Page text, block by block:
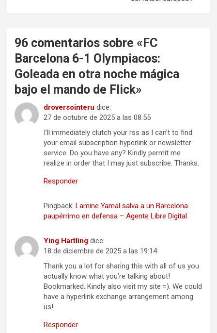
96 comentarios sobre « FC
Barcelona 6-1 Olympiacos:
Goleada en otra noche mágica
bajo el mando de Flick»
droversointeru dice:
27 de octubre de 2025 a las 08:55
I’ll immediately clutch your rss as I can’t to find
your email subscription hyperlink or newsletter
service. Do you have any? Kindly permit me
realize in order that I may just subscribe. Thanks.
Responder
Pingback: Lamine Yamal salva a un Barcelona
paupérrimo en defensa – Agente Libre Digital
Ying Hartling dice:
18 de diciembre de 2025 a las 19:14
Thank you a lot for sharing this with all of us you
actually know what you’re talking about!
Bookmarked. Kindly also visit my site =). We could
have a hyperlink exchange arrangement among
us!
Responder